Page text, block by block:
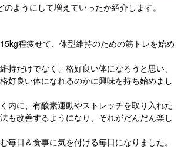
ようにして増えていったか紹介します。
程痩せて、体型維持のための筋トレを始め
持だけでなく、格好良い体になろうと思い、
好良い体になれるのかに興味を持ち始めまし
内に、有酸素運動やストレッチを取り入れた
も改善するようになり、それがだんだん楽し
毎日＆食事に気を付ける毎日になりました。